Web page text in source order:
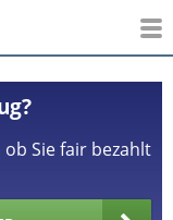
Sie fair bezahlt